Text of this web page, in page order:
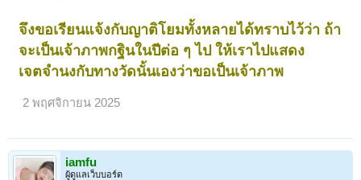
จึงขอเรียนแจ้งกับญาติโยมทั้งหลายได้ทราบไว้ว่า ถ้า
จะเป็นเจ้าภาพกฐินในปีต่อ ๆ ไป ให้เราไปแสดง
เจตจำนงกับทางวัดนั้นเองว่าขอเป็นเจ้าภาพ
2 พฤศจิกายน 2025
iamfu
ผู้ดูแลเว็บบอร์ด